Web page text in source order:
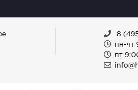
8
пн-чт
пт